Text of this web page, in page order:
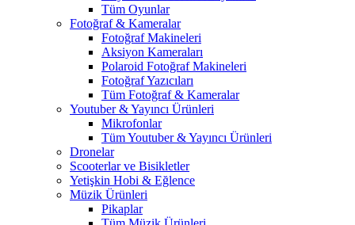
Tüm Oyunlar
Fotoğraf & Kameralar
Fotoğraf Makineleri
Aksiyon Kameraları
Polaroid Fotoğraf Makineleri
Fotoğraf Yazıcıları
Tüm Fotoğraf & Kameralar
Youtuber & Yayıncı Ürünleri
Mikrofonlar
Tüm Youtuber & Yayıncı Ürünleri
Dronelar
Scooterlar ve Bisikletler
Yetişkin Hobi & Eğlence
Müzik Ürünleri
Pikaplar